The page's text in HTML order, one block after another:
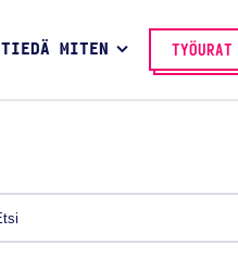
TIEDÄ MITEN TYÖURAT